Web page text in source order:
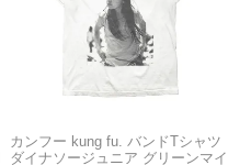
カンフー kung fu. バンドTシャツ
ダイナソージュニア グリーンマイ